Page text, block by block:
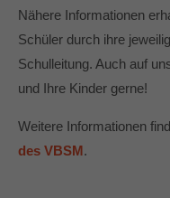
Nähere Informationen
Schüler durch ihre
Schulleitung. Auch auf
und Ihre Kinder gerne!
Weitere Informationen
des VBSM.